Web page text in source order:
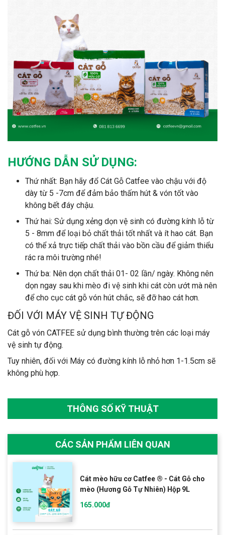
HƯỚNG DẪN SỬ DỤNG:
Thứ nhất: Bạn hãy đổ Cát Gỗ Catfee vào chậu với độ
dày từ 5 -7cm để đảm bảo thấm hút & vón tốt vào
không bết đáy chậu.
Thứ hai: Sử dụng xẻng dọn vệ sinh có đường kính lỗ từ
5 - 8mm để loại bỏ chất thải tốt nhất và ít hao cát. Bạn
có thể xả trực tiếp chất thải vào bồn cầu để giảm thiểu
rác ra môi trường nhé!
Thứ ba: Nên dọn chất thải 01- 02 lần/ ngày. Không nên
dọn ngay sau khi mèo đi vệ sinh khi cát còn ướt mà nên
để cho cục cát gỗ vón hút chắc, sẽ đỡ hao cát hơn.
ĐỐI VỚI MÁY VỆ SINH TỰ ĐỘNG
Cát gỗ vón CATFEE sử dụng bình thường trên các loại máy
vệ sinh tự động.
Tuy nhiên, đối với Máy có đường kính lỗ nhỏ hơn 1-1.5cm sẽ
không phù hợp.
THÔNG SỐ KỸ THUẬT
CÁC SẢN PHẨM LIÊN QUAN
Cát mèo hữu cơ Catfee ® - Cát Gỗ cho
mèo (Hương Gỗ Tự Nhiên) Hộp 9L
165.000đ